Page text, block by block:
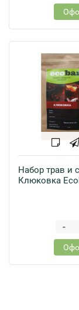
Набор трав и
Клюковка
-